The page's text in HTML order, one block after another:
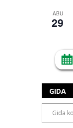
ABU
29
GIDA